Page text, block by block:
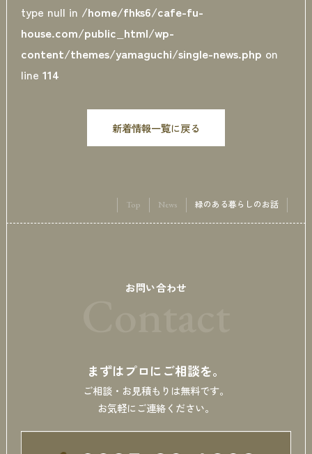
type null in /home/fhks6/cafe-fu-
house.com/public_html/wp-
content/themes/yamaguchi/single-news.php on
line 114
新着情報一覧に戻る
Top News 緑のある暮らしのお話
お問い合わせ
まずはプロにご相談を。
ご相談・お見積もりは無料です。
お気軽にご連絡ください。